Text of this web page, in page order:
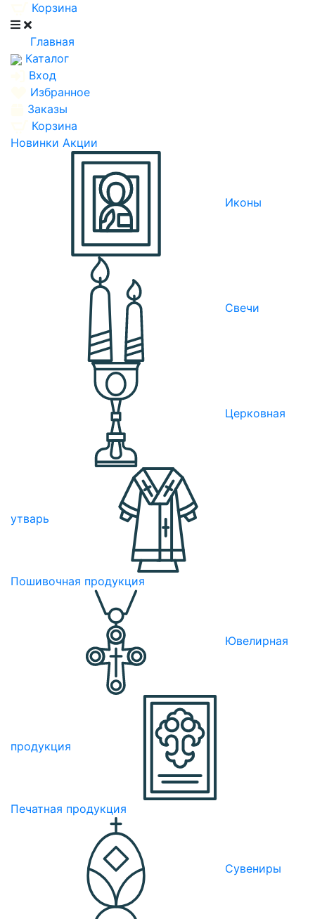
Корзина
Главная
Каталог
Вход
Избранное
Заказы
Корзина
Новинки Акции
Иконы
Свечи
Церковная
утварь
Пошивочная продукция
Ювелирная
продукция
Печатная продукция
Сувениры